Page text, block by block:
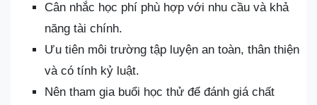
Cân nhắc học phí phù hợp với nhu cầu và khả
năng tài chính.
Ưu tiên môi trường tập luyện an toàn, thân thiện
và có tính kỷ luật.
Nên tham gia buổi học thử để đánh giá chất